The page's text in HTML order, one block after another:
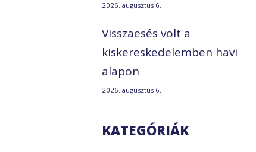
2026. augusztus 6.
Visszaesés volt a
kiskereskedelemben havi
alapon
2026. augusztus 6.
KATEGÓRIÁK